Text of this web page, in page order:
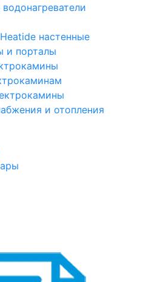
настенные
и порталы
и отопления